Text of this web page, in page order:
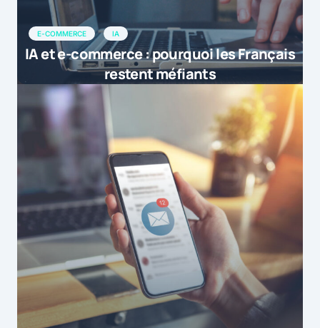
E-COMMERCE IA
IA et e-commerce : pourquoi les Français
restent méfiants